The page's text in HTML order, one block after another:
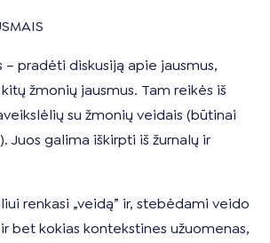
pradėti diskusiją apie jausmus,
žmonių jausmus. Tam reikės iš
su žmonių veidais (būtinai
Juos galima iškirpti iš žurnalų ir
renkasi „veidą” ir, stebėdami veido
bet kokias kontekstines užuomenas,